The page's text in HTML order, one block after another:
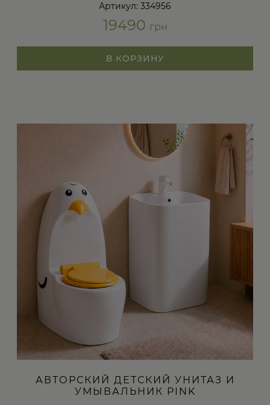
Артикул: 334956
19490 грн
В КОРЗИНУ
АВТОРСКИЙ ДЕТСКИЙ УНИТАЗ И
УМЫВАЛЬНИК PINK